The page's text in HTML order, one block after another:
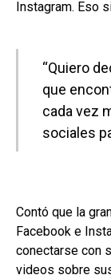
Instagram. Eso
“Quiero
que
cada vez
sociales
Contó que la
Facebook e
conectarse con
videos sobre